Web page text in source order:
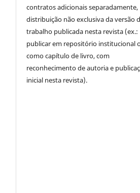
contratos adicionais separadamente,
distribuição não exclusiva da versão
trabalho publicada nesta revista (ex.:
publicar em repositório institucional
como capítulo de livro, com
reconhecimento de autoria e
inicial nesta revista).